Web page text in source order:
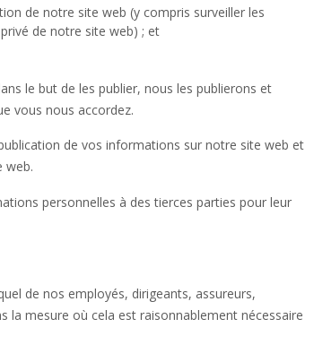
de notre site web (y compris surveiller les
de notre site web) ; et
le but de les publier, nous les publierons et
vous nous accordez.
de vos informations sur notre site web et
web.
personnelles à des tierces parties pour leur
de nos employés, dirigeants, assureurs,
la mesure où cela est raisonnablement nécessaire